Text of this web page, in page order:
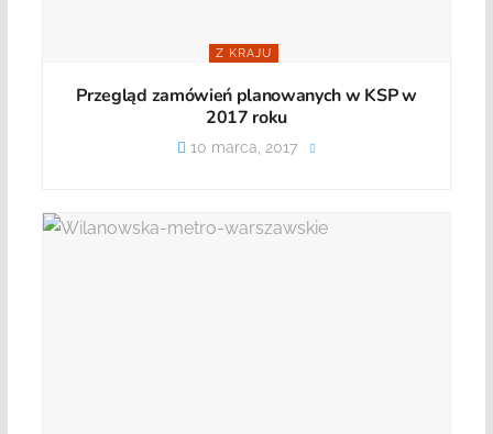
Z KRAJU
Przegląd zamówień planowanych w KSP w
2017 roku
10 marca, 2017